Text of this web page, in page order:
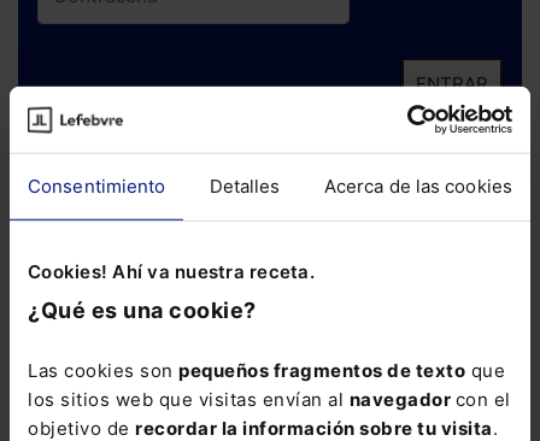
Consentimiento Detalles Acerca de las cookies
Cookies! Ahí va nuestra receta.
¿Qué es una cookie?
Las cookies son pequeños fragmentos de texto que
los sitios web que visitas envían al navegador con el
objetivo de recordar la información sobre tu visita.
ENTRAR
¿Has olvidado tu contraseña?
Si todavía no te has suscrito, no pierdas
está oportunidad y adquiere tu acceso
con un25% de descuento
COMPRAR